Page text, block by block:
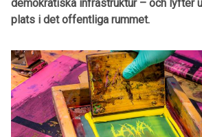
demokratiska infrastruktur – och lyfter
plats i det offentliga rummet.